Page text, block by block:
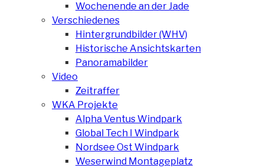
Wochenende an der Jade
Verschiedenes
Hintergrundbilder (WHV)
Historische Ansichtskarten
Panoramabilder
Video
Zeitraffer
WKA Projekte
Alpha Ventus Windpark
Global Tech I Windpark
Nordsee Ost Windpark
Weserwind Montageplatz